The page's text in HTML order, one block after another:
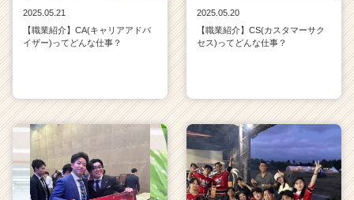
2025.05.21
【職業紹介】CA(キャリアアドバ
イザー)ってどんな仕事？
2025.05.20
【職業紹介】CS(カスタマーサク
セス)ってどんな仕事？